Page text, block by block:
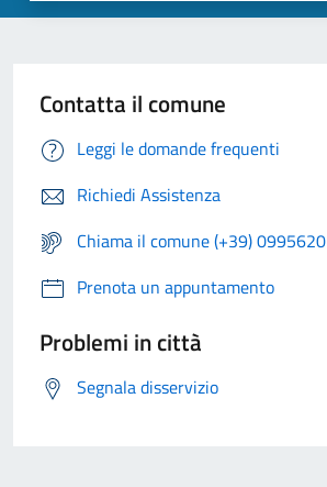
Contatta il comune
Leggi le domande frequenti
Richiedi Assistenza
Chiama il comune (+39) 0995620
Prenota un appuntamento
Problemi in città
Segnala disservizio